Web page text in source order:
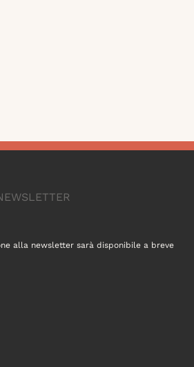
alla newsletter sarà disponibile a breve